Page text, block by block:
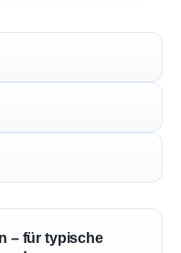
– für typische